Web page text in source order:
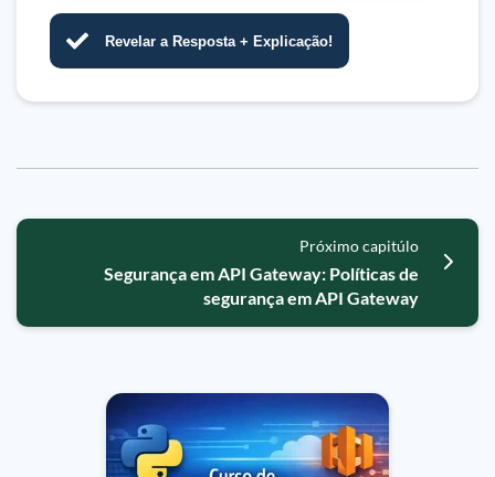
Revelar a Resposta + Explicação!
Próximo capitúlo
Segurança em API Gateway: Políticas de
segurança em API Gateway